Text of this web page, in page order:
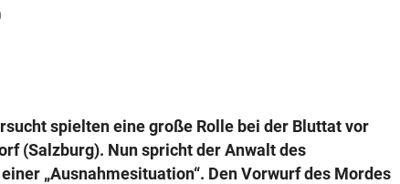
Co KG 2026
spielten eine große Rolle bei der Bluttat vor
(Salzburg). Nun spricht der Anwalt des
„Ausnahmesituation“. Den Vorwurf des Mordes